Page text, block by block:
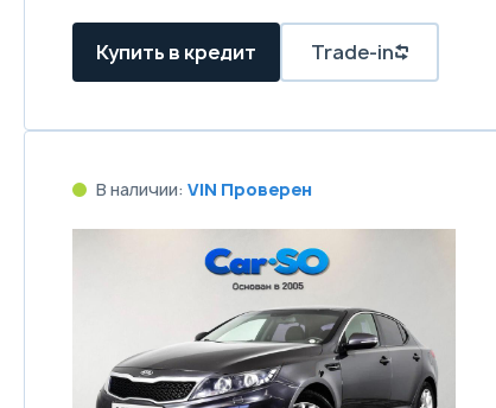
Купить в кредит Trade-in
В наличии: VIN Проверен